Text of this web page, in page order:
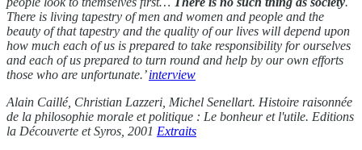
There is living tapestry of men and women and people and the
beauty of that tapestry and the quality of our lives will depend upon
how much each of us is prepared to take responsibility for ourselves
and each of us prepared to turn round and help by our own efforts
those who are unfortunate.’interview
Alain Caillé, Christian Lazzeri, Michel Senellart. Histoire raisonnée
de la philosophie morale et politique : Le bonheur et l'utile. Editions
la Découverte et Syros, 2001 Extraits